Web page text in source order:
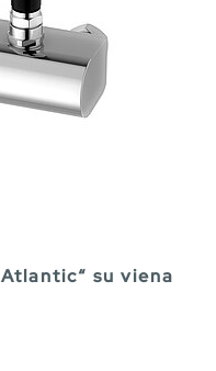
su viena